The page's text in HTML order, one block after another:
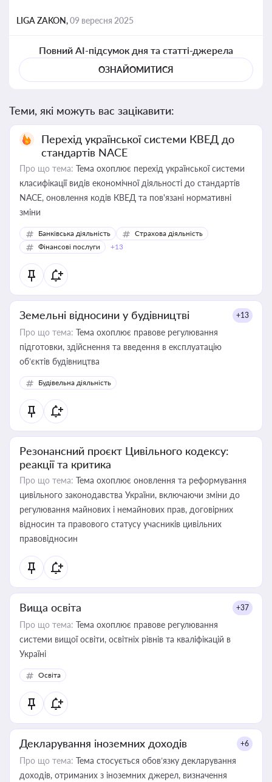
LIGA ZAKON,09 вересня 2025
Повний AI-підсумок дня та статті-джерела
ОЗНАЙОМИТИСЯ
Теми, які можуть вас зацікавити:
Перехід української системи КВЕД до
стандартів NACE
Про що тема: Тема охоплює перехід української системи
класифікації видів економічної діяльності до стандартів
NACE, оновлення кодів КВЕД та пов'язані нормативні
зміни
Банківська діяльність
Страхова діяльність
Фінансові послуги
+13
Земельні відносини у будівництві +13
Про що тема: Тема охоплює правове регулювання
підготовки, здійснення та введення в експлуатацію
об’єктів будівництва
Будівельна діяльність
Резонансний проєкт Цивільного кодексу:
реакції та критика
Про що тема: Тема охоплює оновлення та реформування
цивільного законодавства України, включаючи зміни до
регулювання майнових і немайнових прав, договірних
відносин та правового статусу учасників цивільних
правовідносин
Вища освіта +37
Про що тема: Тема охоплює правове регулювання
системи вищої освіти, освітніх рівнів та кваліфікацій в
Україні
Освіта
Декларування іноземних доходів +6
Про що тема: Тема стосується обов’язку декларування
доходів, отриманих з іноземних джерел, визначення